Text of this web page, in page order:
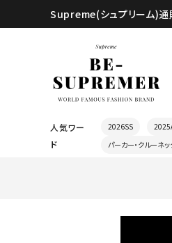
Supreme(シュプリーム)
人気ワー
ド
2026SS
パーカー・クルーネッ